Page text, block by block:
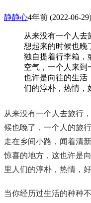
静静心4年前 (2022-06-29)
从来没有一个人去
想起来的时候也晚
独自提着行李箱，
空气，一个人来到
也许是向往的生活
们的淳朴，热情
从来没有一个人去旅行
候也晚了，一个人的旅
走在乡间小路，闻着清
惊喜的地方，这也许是
里人们的淳朴，热情，
当你经历过生活的种种